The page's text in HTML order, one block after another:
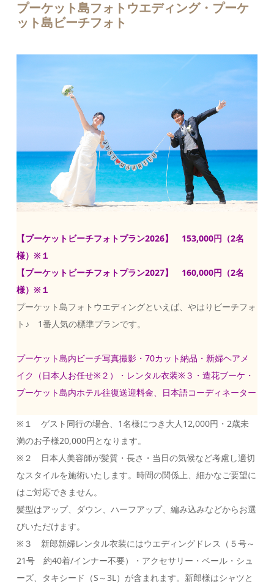
プーケット島フォトウエディング・プーケ
ット島ビーチフォト
【プーケットビーチフォトプラン2026】 153,000円（2名
様）※１
【プーケットビーチフォトプラン2027】 160,000円（2名
様）※１
プーケット島フォトウエディングといえば、やはりビーチフォ
ト♪ 1番人気の標準プランです。
プーケット島内ビーチ写真撮影・70カット納品・新婦ヘアメ
イク（日本人お任せ※２）・レンタル⾐装※３・造花ブーケ・
プーケット島内ホテル往復送迎料金、日本語コーディネーター
※１ ゲスト同⾏の場合、1名様につき大人12,000円・2歳未
満のお子様20,000円となります。
※２ 日本人美容師が髪質・長さ・当日の気候など考慮し適切
なスタイルを施術いたします。時間の関係上、細かなご要望に
はご対応できません。
髪型はアップ、ダウン、ハーフアップ、編み込みなどからお選
びいただけます。
※３ 新郎新婦レンタル衣装にはウエディングドレス（５号～
21号 約40着/インナー不要）・アクセサリー・ベール・シュ
ーズ、タキシード（S～3L）が含まれます。新郎様はシャツと